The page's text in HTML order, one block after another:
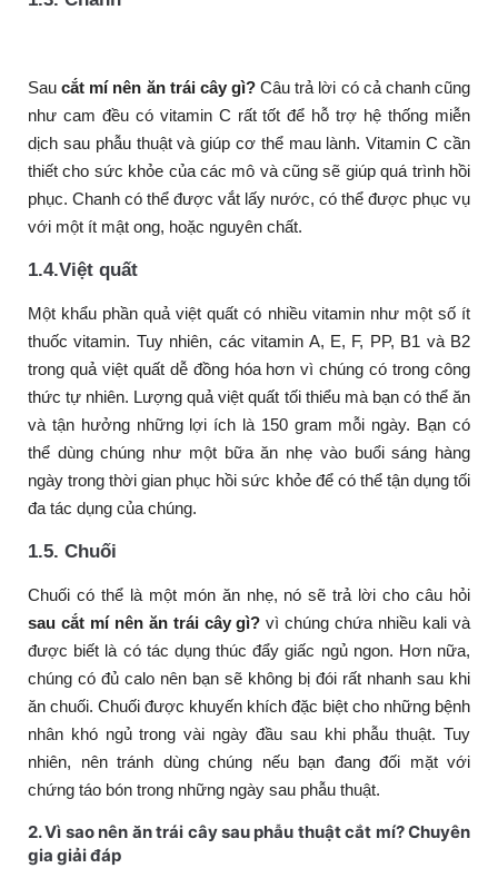
Saucắt mí nên ăn trái cây gì?Câu trả lời có cả chanh cũng
như cam đều có vitamin C rất tốt để hỗ trợ hệ thống miễn
dịch sau phẫu thuật và giúp cơ thể mau lành. Vitamin C cần
thiết cho sức khỏe của các mô và cũng sẽ giúp quá trình hồi
phục. Chanh có thể được vắt lấy nước, có thể được phục vụ
với một ít mật ong, hoặc nguyên chất.
1.4.Việt quất
Một khẩu phần quả việt quất có nhiều vitamin như một số ít
thuốc vitamin. Tuy nhiên, các vitamin A, E, F, PP, B1 và ​​B2
trong quả việt quất dễ đồng hóa hơn vì chúng có trong công
thức tự nhiên. Lượng quả việt quất tối thiểu mà bạn có thể ăn
và tận hưởng những lợi ích là 150 gram mỗi ngày. Bạn có
thể dùng chúng như một bữa ăn nhẹ vào buổi sáng hàng
ngày trong thời gian phục hồi sức khỏe để có thể tận dụng tối
đa tác dụng của chúng.
1.5. Chuối
Chuối có thể là một món ăn nhẹ, nó sẽ trả lời cho câu hỏi
sau cắt mí nên ăn trái cây gì? vì chúng chứa nhiều kali và
được biết là có tác dụng thúc đẩy giấc ngủ ngon. Hơn nữa,
chúng có đủ calo nên bạn sẽ không bị đói rất nhanh sau khi
ăn chuối. Chuối được khuyến khích đặc biệt cho những bệnh
nhân khó ngủ trong vài ngày đầu sau khi phẫu thuật. Tuy
nhiên, nên tránh dùng chúng nếu bạn đang đối mặt với
chứng táo bón trong những ngày sau phẫu thuật.
2. Vì sao nên ăn trái cây sau phẫu thuật cắt mí? Chuyên
gia giải đáp